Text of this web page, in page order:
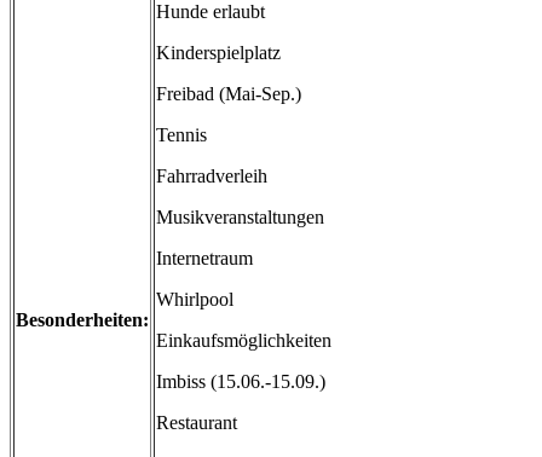
Besonderheiten:
Hunde erlaubt
Kinderspielplatz
Freibad (Mai-Sep.)
Tennis
Fahrradverleih
Musikveranstaltungen
Internetraum
Whirlpool
Einkaufsmöglichkeiten
Imbiss (15.06.-15.09.)
Restaurant